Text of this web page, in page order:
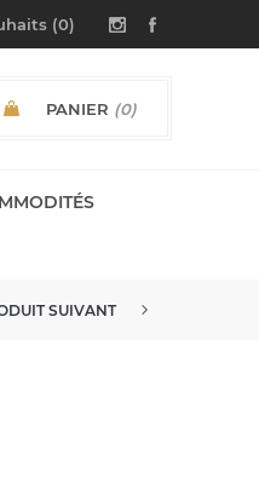
(0)
PANIER (0)
SUIVANT